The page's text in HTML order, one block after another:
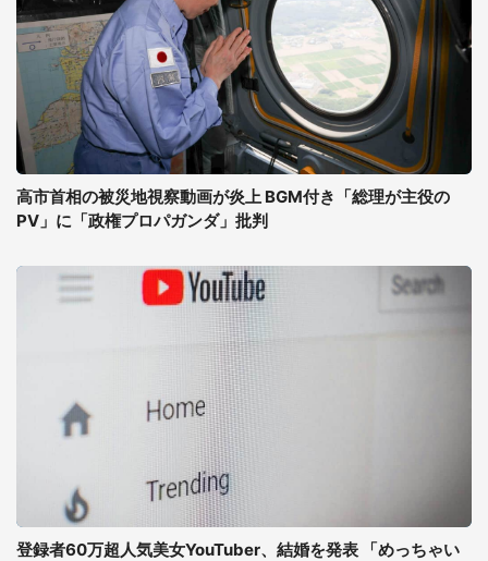
高市首相の被災地視察動画が炎上 BGM付き「総理が主役の
PV」に「政権プロパガンダ」批判
登録者60万超人気美女YouTuber、結婚を発表 「めっちゃい